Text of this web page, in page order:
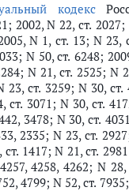
кодекс
2002, N 22, ст.
N 1, ст. 13; N
N 50, ст. 6248;
N 21, ст. 2525; N
23, ст. 3259; N 30,
ст. 3071; N 30, ст.
3478; N 30, ст.
2335; N 23, ст.
1417; N 21, ст.
4258, 4262; N
4799; N 52, ст.